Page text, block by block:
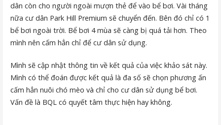
dân còn cho người ngoài mượn thẻ để vào bể bơi. Vài tháng
nữa cư dân Park Hill Premium sẽ chuyển đến. Bên đó chỉ có 1
bể bơi ngoài trời. Bể bơi 4 mùa sẽ càng bị quá tải hơn. Theo
mình nên cấm hẳn chỉ để cư dân sử dụng.
Mình sẽ cập nhật thông tin về kết quả của việc khảo sát này.
Mình có thể đoán được kết quả là đa số sẽ chọn phương ấn
cấm hẳn nuôi chó mèo và chỉ cho cư dân sử dụng bể bơi.
Vấn đề là BQL có quyết tâm thực hiện hay không.